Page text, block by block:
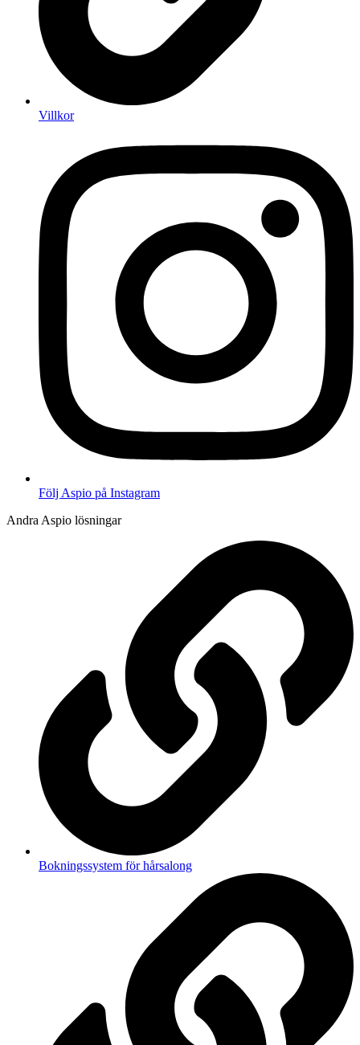
Villkor
Följ Aspio på Instagram
Andra Aspio lösningar
Bokningssystem för hårsalong